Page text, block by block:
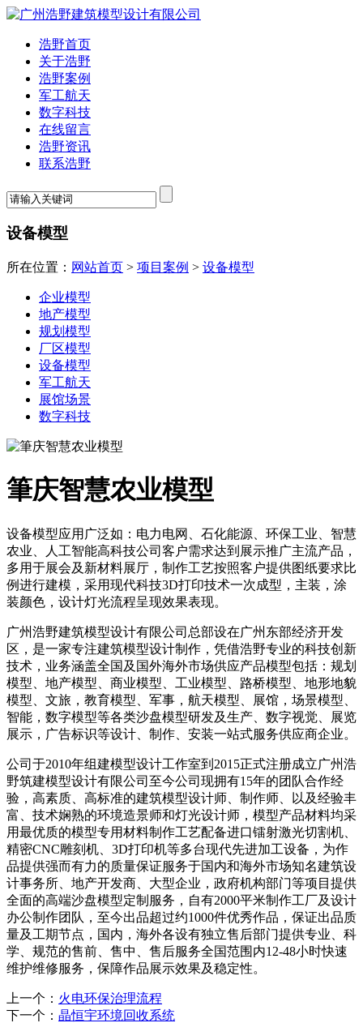
浩野首页
关于浩野
浩野案例
军工航天
数字科技
在线留言
浩野资讯
联系浩野
设备模型
所在位置： 网站首页 > 项目案例 > 设备模型
企业模型
地产模型
规划模型
厂区模型
设备模型
军工航天
展馆场景
数字科技
筆庆智慧农业模型
设备模型应用广泛如：电力电网、石化能源、环保工业、智慧
农业、人工智能高科技公司客户需求达到展示推广主流产品，
多用于展会及新材料展厅，制作工艺按照客户提供图纸要求比
例进行建模，采用现代科技3D打印技术一次成型，主装，涂
装颜色，设计灯光流程呈现效果表现。
广州浩野建筑模型设计有限公司总部设在广州东部经济开发
区，是一家专注建筑模型设计制作，凭借浩野专业的科技创新
技术，业务涵盖全国及国外海外市场供应产品模型包括：规划
模型、地产模型、商业模型、工业模型、路桥模型、地形地貌
模型、文旅，教育模型、军事，航天模型、展馆，场景模型、
智能，数字模型等各类沙盘模型研发及生产、数字视觉、展览
展示，广告标识等设计、制作、安装一站式服务供应商企业。
公司于2010年组建模型设计工作室到2015正式注册成立广州浩
野筑建模型设计有限公司至今公司现拥有15年的团队合作经
验，高素质、高标准的建筑模型设计师、制作师、以及经验丰
富、技术娴熟的环境造景师和灯光设计师，模型产品材料均采
用最优质的模型专用材料制作工艺配备进口镭射激光切割机、
精密CNC雕刻机、3D打印机等多台现代先进加工设备，为作
品提供强而有力的质量保证服务于国内和海外市场知名建筑设
计事务所、地产开发商、大型企业，政府机构部门等项目提供
全面的高端沙盘模型定制服务，自有2000平米制作工厂及设计
办公制作团队，至今出品超过约1000件优秀作品，保证出品质
量及工期节点，国内，海外各设有独立售后部门提供专业、科
学、规范的售前、售中、售后服务全国范围内12-48小时快速
维护维修服务，保障作品展示效果及稳定性。
上一个： 火电环保治理流程
下一个： 晶恒宇环境回收系统